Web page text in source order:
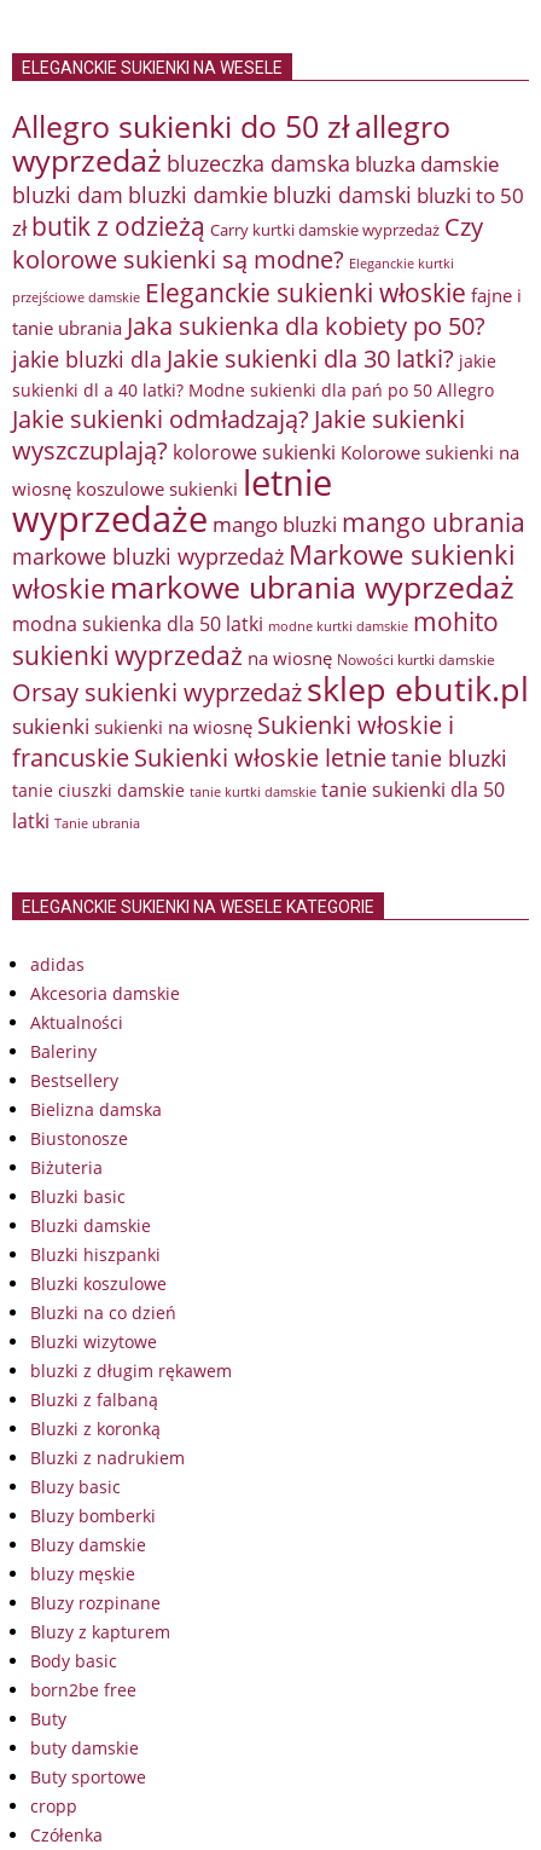
ELEGANCKIE SUKIENKI NA WESELE
Allegro sukienki do 50 złallegro
wyprzedaż bluzeczka damska bluzka damskie
bluzki dam bluzki damkie bluzki damski bluzki to 50
zł butik z odzieżą Carry kurtki damskie wyprzedaż Czy
kolorowe sukienki są modne? Eleganckie kurtki
przejściowe damskie Eleganckie sukienki włoskie fajne i
tanie ubrania Jaka sukienka dla kobiety po 50?
jakie bluzki dla Jakie sukienki dla 30 latki? jakie
sukienki dl a 40 latki? Modne sukienki dla pań po 50 Allegro
Jakie sukienki odmładzają? Jakie sukienki
wyszczuplają? kolorowe sukienki Kolorowe sukienki na
wiosnę koszulowe sukienki letnie
wyprzedaże mango bluzki mango ubrania
markowe bluzki wyprzedaż Markowe sukienki
włoskie markowe ubrania wyprzedaż
modna sukienka dla 50 latki modne kurtki damskie mohito
sukienki wyprzedaż na wiosnę Nowości kurtki damskie
Orsay sukienki wyprzedażsklep ebutik.pl
sukienki sukienki na wiosnę Sukienki włoskie i
francuskieSukienki włoskie letnietanie bluzki
tanie ciuszki damskie tanie kurtki damskie tanie sukienki dla 50
latki Tanie ubrania
ELEGANCKIE SUKIENKI NA WESELE KATEGORIE
adidas
Akcesoria damskie
Aktualności
Baleriny
Bestsellery
Bielizna damska
Biustonosze
Biżuteria
Bluzki basic
Bluzki damskie
Bluzki hiszpanki
Bluzki koszulowe
Bluzki na co dzień
Bluzki wizytowe
bluzki z długim rękawem
Bluzki z falbaną
Bluzki z koronką
Bluzki z nadrukiem
Bluzy basic
Bluzy bomberki
Bluzy damskie
bluzy męskie
Bluzy rozpinane
Bluzy z kapturem
Body basic
born2be free
Buty
buty damskie
Buty sportowe
cropp
Czółenka